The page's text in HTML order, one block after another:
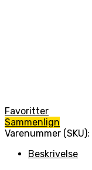
Favoritter
Sammenlign
Varenummer (SKU):
Beskrivelse